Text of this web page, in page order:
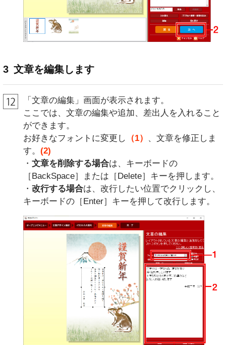
3 文章を編集します
「文章の編集」画面が表示されます。
ここでは、文章の編集や追加、差出人を入れること
ができます。
お好きなフォントに変更し
（1）
、文章を修正しま
す。 (2)
・ 文章を削除する場合は、キーボードの
［BackSpace］または［Delete］キーを押します。
・ 改行する場合は、改行したい位置でクリックし、
キーボードの［Enter］キーを押して改行します。